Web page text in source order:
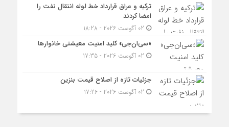
ترکیه و عراق قرارداد خط لوله انتقال نفت را
امضا کردند
«سی‌ان‌جی» کلید امنیت معیشتی خانوارها
جزئیات تازه از اصلاح قیمت بنزین